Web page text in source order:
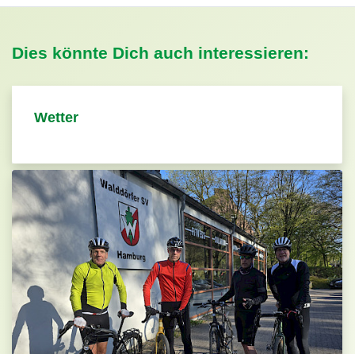
Dies könnte Dich auch interessieren:
Wetter